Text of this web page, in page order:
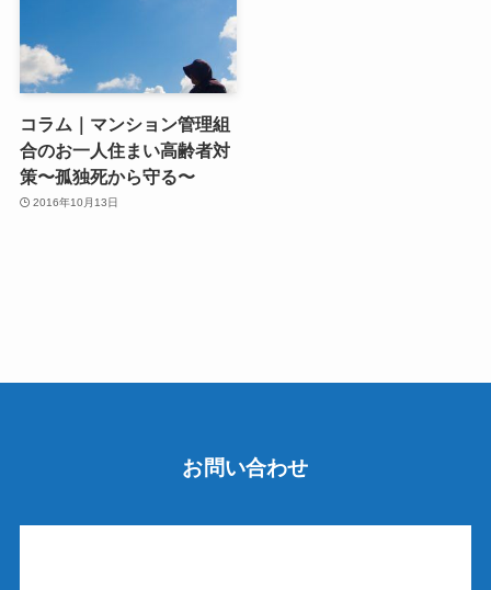
コラム｜マンション管理組
合のお一人住まい高齢者対
策〜孤独死から守る〜
2016年10月13日
お問い合わせ